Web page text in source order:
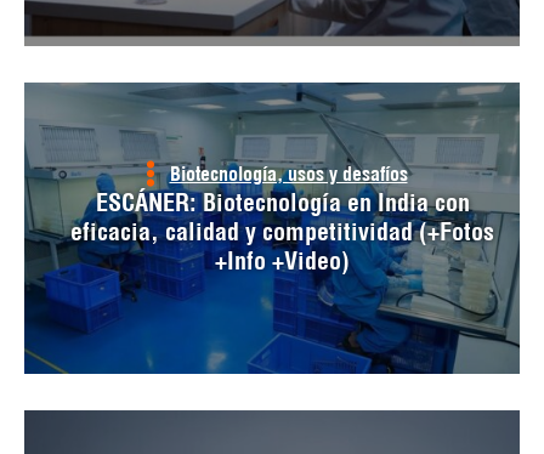
Biotecnología, usos y desafíos
ESCÁNER: Biotecnología en India con
eficacia, calidad y competitividad (+Fotos
+Info +Video)